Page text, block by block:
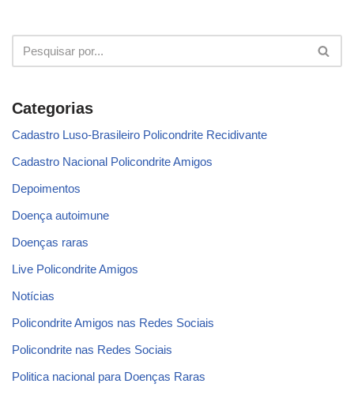
Categorias
Cadastro Luso-Brasileiro Policondrite Recidivante
Cadastro Nacional Policondrite Amigos
Depoimentos
Doença autoimune
Doenças raras
Live Policondrite Amigos
Notícias
Policondrite Amigos nas Redes Sociais
Policondrite nas Redes Sociais
Politica nacional para Doenças Raras